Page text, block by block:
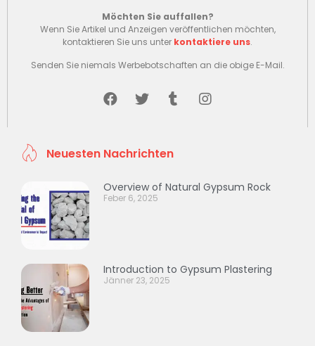
Möchten Sie auffallen?
Wenn Sie Artikel und Anzeigen veröffentlichen möchten,
kontaktieren Sie uns unter kontaktiere uns.
Senden Sie niemals Werbebotschaften an die obige E-Mail.
Neuesten Nachrichten
Overview of Natural Gypsum Rock
Feber 6, 2025
Introduction to Gypsum Plastering
Jänner 23, 2025